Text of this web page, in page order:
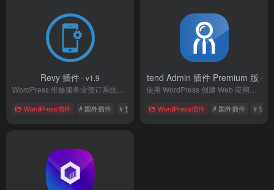
Revy 插件- v1.9
WordPress插件 # 国外插件 # 预订插件
WP Frontend Admin 插件 Premium 版 -
WordPress插件 # 国外插件 # 管理